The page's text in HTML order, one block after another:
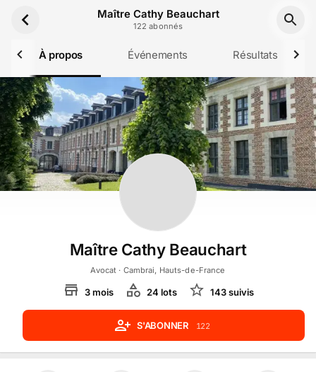
Maître Cathy Beauchart
122 abonnés
À propos Événements Résultats
Maître Cathy Beauchart
Avocat · Cambrai, Hauts-de-France
3 mois 24 lots 143suivis
S'ABONNER 122